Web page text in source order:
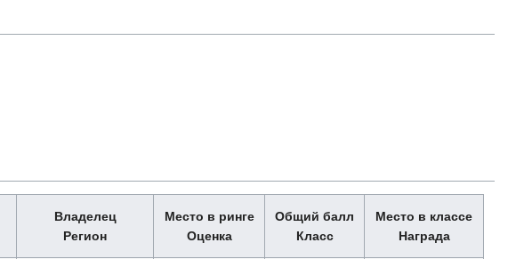
Владелец
Регион
Место в ринге
Оценка
Общий балл
Класс
Место в классе
Награда